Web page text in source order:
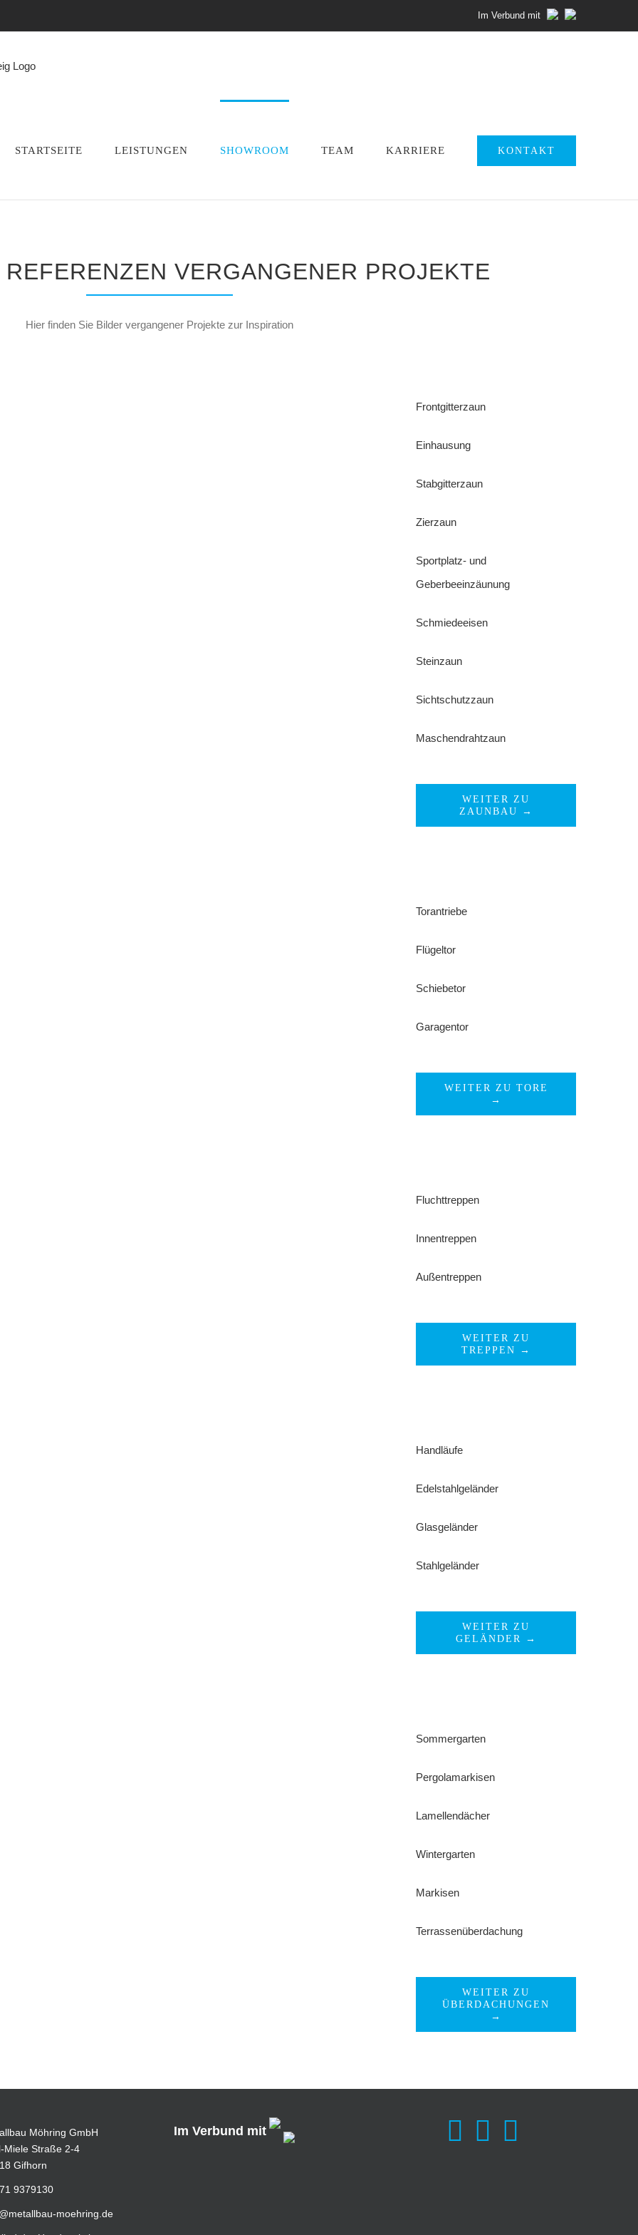
Im Verbund mit
STARTSEITE LEISTUNGEN SHOWROOM TEAM KARRIERE KONTAKT
VERGANGENER PROJEKTE
Hier finden Sie Bilder vergangener Projekte zur Inspiration
Frontgitterzaun
Einhausung
Stabgitterzaun
Zierzaun
Sportplatz- und
Geberbeeinzäunung
Schmiedeeisen
Steinzaun
Sichtschutzzaun
Maschendrahtzaun
WEITER ZU
ZAUNBAU →
Torantriebe
Flügeltor
Schiebetor
Garagentor
WEITER ZU TORE
→
Fluchttreppen
Innentreppen
Außentreppen
WEITER ZU
TREPPEN →
Handläufe
Edelstahlgeländer
Glasgeländer
Stahlgeländer
WEITER ZU
GELÄNDER →
Sommergarten
Pergolamarkisen
Lamellendächer
Wintergarten
Markisen
Terrassenüberdachung
WEITER ZU
ÜBERDACHUNGEN
→
Möhring GmbH
Miele Straße 2-4
Gifhorn
9379130
moehring.de
Im Verbund mit